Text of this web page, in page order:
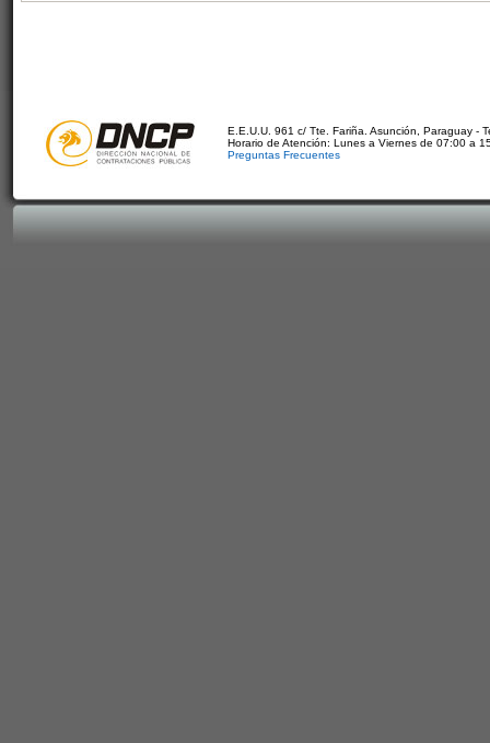
E.E.U.U. 961 c/ Tte. Fariña. Asunción, Paraguay -
Horario de Atención: Lunes a Viernes de 07:00 a
Preguntas Frecuentes